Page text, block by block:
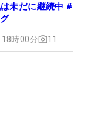
未だに継続中 #
時00分 11